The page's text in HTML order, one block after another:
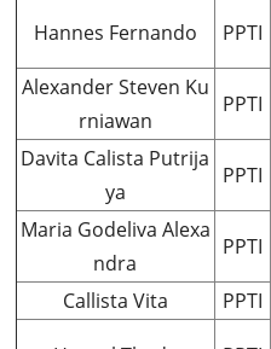
Hannes Fernando PPTI
Alexander Steven Ku
rniawan
PPTI
Davita Calista Putrija
ya
PPTI
Maria Godeliva Alexa
ndra
PPTI
Callista Vita
PPTI